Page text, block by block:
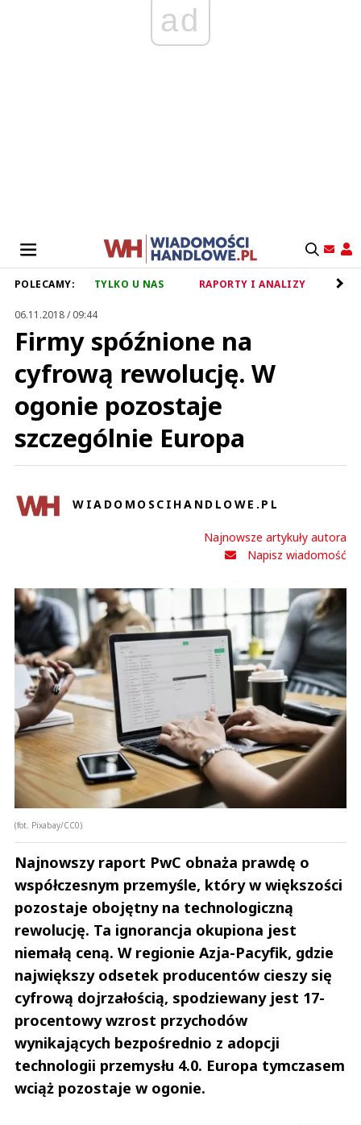
ad
POLECAMY: TYLKO U NAS RAPORTY I ANALIZY
06.11.2018 / 09:44
Firmy spóźnione na
cyfrową rewolucję. W
ogonie pozostaje
szczególnie Europa
WIADOMOSCIHANDLOWE.PL
Najnowsze artykuły autora
Napisz wiadomość
(fot. Pixabay/CC0)
Najnowszy raport PwC obnaża prawdę o
współczesnym przemyśle, który w większości
pozostaje obojętny na technologiczną
rewolucję. Ta ignorancja okupiona jest
niemałą ceną. W regionie Azja-Pacyfik, gdzie
największy odsetek producentów cieszy się
cyfrową dojrzałością, spodziewany jest 17-
procentowy wzrost przychodów
wynikających bezpośrednio z adopcji
technologii przemysłu 4.0. Europa tymczasem
wciąż pozostaje w ogonie.